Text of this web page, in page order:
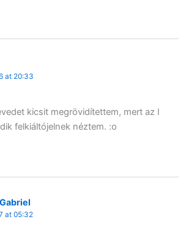
at 20:33
kicsit megrövidítettem, mert az l
felkiáltójelnek néztem. :o
at 05:32